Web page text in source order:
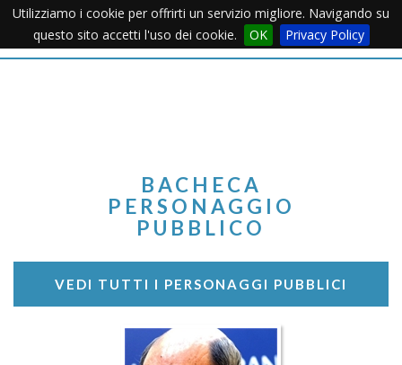
Utilizziamo i cookie per offrirti un servizio migliore. Navigando su
questo sito accetti l'uso dei cookie.
OK Privacy PolicyMenu
BACHECA
PERSONAGGIO
PUBBLICO
VEDI TUTTI I PERSONAGGI PUBBLICI